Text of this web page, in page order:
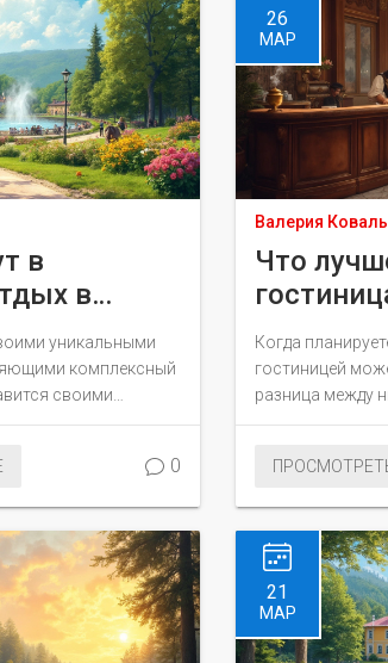
в
в
уникальными
комплексный
своими
воздухом, что
Эта статья
Узнаете о
и чем они могут вас
0
26
МАР
Валерия
Что
Когда
гостиницей
разница между
Узнайте о
сделать
21
МАР